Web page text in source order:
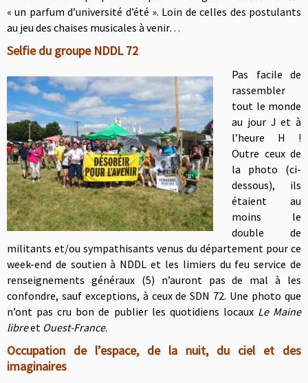
« un parfum d’université d’été ». Loin de celles des postulants
au jeu des chaises musicales à venir…
Selfie du groupe NDDL 72
Pas facile de
rassembler
tout le monde
au jour J et à
l’heure H !
Outre ceux de
la photo (ci-
dessous), ils
étaient au
moins le
double de
militants et/ou sympathisants venus du département pour ce
week-end de soutien à NDDL et les limiers du feu service de
renseignements généraux (5) n’auront pas de mal à les
confondre, sauf exceptions, à ceux de SDN 72. Une photo que
n’ont pas cru bon de publier les quotidiens locaux Le Maine
libreet Ouest-France.
Occupation de l’espace, de la nuit, du ciel et des
imaginaires